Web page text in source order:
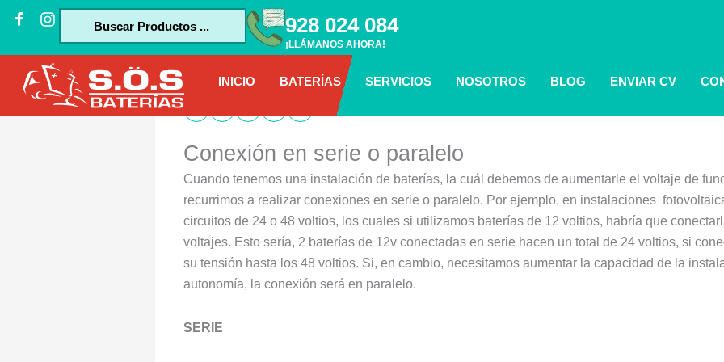
J
k
a
c
I
n
t
a
g
r
928 024 084
¡LLÁMANOS AHORA!
INICIO BATERÍAS SERVICIOS NOSOTROS BLOG ENVIAR CV
Tienda Online
Conexión en serie o paralelo
Cuando tenemos una instalación de baterías, la cuál debemos de aumentarle el voltaje de
recurrimos a realizar conexiones en serie o paralelo. Por ejemplo, en instalaciones
circuitos de 24 o 48 voltios, los cuales si utilizamos baterías de 12 voltios, habría que
voltajes. Esto sería, 2 baterías de 12v conectadas en serie hacen un total de 24 voltios, si
su tensión hasta los 48 voltios. Si, en cambio, necesitamos aumentar la capacidad de la
autonomía, la conexión será en paralelo.
SERIE